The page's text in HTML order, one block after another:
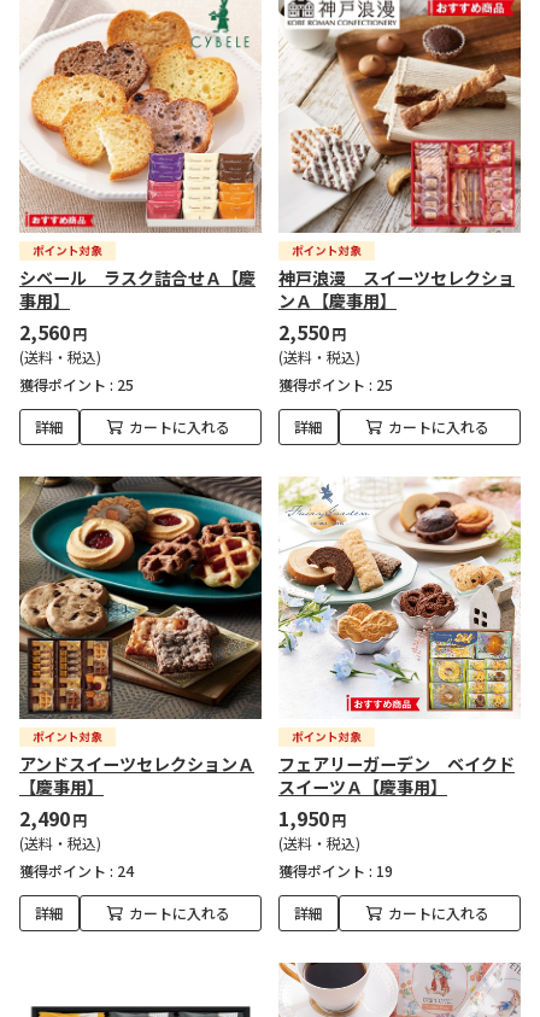
シベール ラスク詰合せＡ【慶
事用】
2,560円
(送料・税込)
獲得ポイント : 25
詳細 カートに入れる
神戸浪漫 スイーツセレクショ
ンＡ【慶事用】
2,550円
(送料・税込)
獲得ポイント : 25
詳細 カートに入れる
アンドスイーツセレクションＡ
【慶事用】
2,490円
(送料・税込)
獲得ポイント : 24
詳細 カートに入れる
フェアリーガーデン ベイクド
スイーツＡ【慶事用】
1,950円
(送料・税込)
獲得ポイント : 19
詳細 カートに入れる